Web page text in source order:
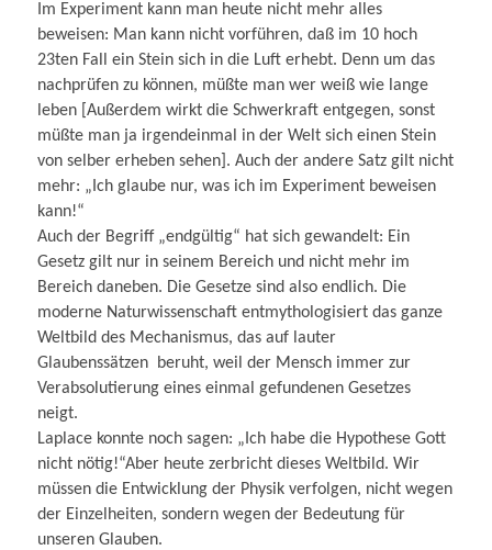
Im Experiment kann man heute nicht mehr alles
beweisen: Man kann nicht vorführen, daß im 10 hoch
23ten Fall ein Stein sich in die Luft erhebt. Denn um das
nachprüfen zu können, müßte man wer weiß wie lange
leben [Außerdem wirkt die Schwerkraft entgegen, sonst
müßte man ja irgendeinmal in der Welt sich einen Stein
von selber erheben sehen]. Auch der andere Satz gilt nicht
mehr: „Ich glaube nur, was ich im Experiment beweisen
kann!“
Auch der Begriff „endgültig“ hat sich gewandelt: Ein
Gesetz gilt nur in seinem Bereich und nicht mehr im
Bereich daneben. Die Gesetze sind also endlich. Die
moderne Naturwissenschaft entmythologisiert das ganze
Weltbild des Mechanismus, das auf lauter
Glaubenssätzen beruht, weil der Mensch immer zur
Verabsolutierung eines einmal gefundenen Gesetzes
neigt.
Laplace konnte noch sagen: „Ich habe die Hypothese Gott
nicht nötig!“Aber heute zerbricht dieses Weltbild. Wir
müssen die Entwicklung der Physik verfolgen, nicht wegen
der Einzelheiten, sondern wegen der Bedeutung für
unseren Glauben.